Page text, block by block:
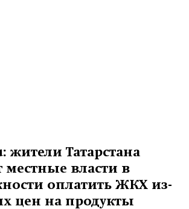
жители Татарстана
власти в
оплатить ЖКХ из-
цен на продукты